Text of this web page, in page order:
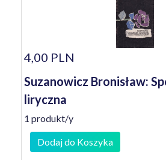
4,00 PLN
Suzanowicz Bronisław:
liryczna
1 produkt/y
Dodaj do Koszyka